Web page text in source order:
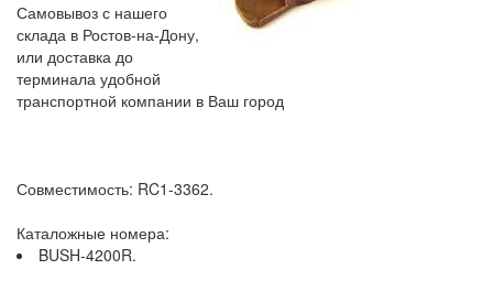
Самовывоз с нашего
склада в Ростов-на-Дону,
или доставка до
терминала удобной
транспортной компании в Ваш город
Совместимость: RC1-3362.
Каталожные номера:
BUSH-4200R.